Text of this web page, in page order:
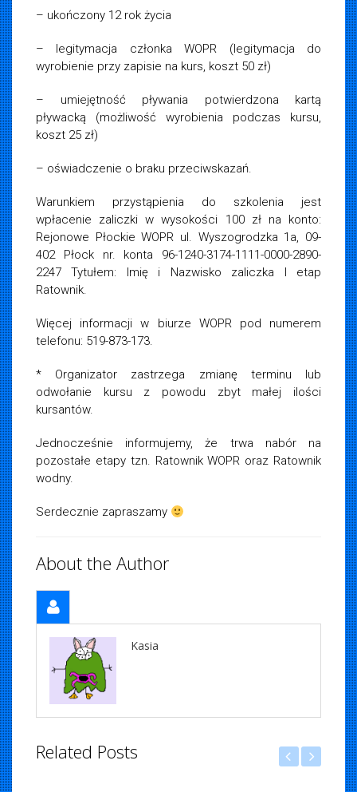
– ukończony 12 rok życia
– legitymacja członka WOPR (legitymacja do
wyrobienie przy zapisie na kurs, koszt 50 zł)
– umiejętność pływania potwierdzona kartą
pływacką (możliwość wyrobienia podczas kursu,
koszt 25 zł)
– oświadczenie o braku przeciwskazań.
Warunkiem przystąpienia do szkolenia jest
wpłacenie zaliczki w wysokości 100 zł na konto:
Rejonowe Płockie WOPR ul. Wyszogrodzka 1a, 09-
402 Płock nr. konta 96-1240-3174-1111-0000-2890-
2247 Tytułem: Imię i Nazwisko zaliczka I etap
Ratownik.
Więcej informacji w biurze WOPR pod numerem
telefonu: 519-873-173.
* Organizator zastrzega zmianę terminu lub
odwołanie kursu z powodu zbyt małej ilości
kursantów.
Jednocześnie informujemy, że trwa nabór na
pozostałe etapy tzn. Ratownik WOPR oraz Ratownik
wodny.
Serdecznie zapraszamy
About the Author
Kasia
Related Posts